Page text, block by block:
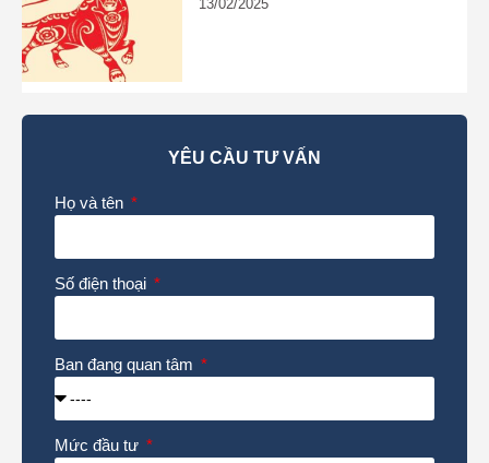
13/02/2025
YÊU CẦU TƯ VẤN
Họ và tên
Số điện thoại
Ban đang quan tâm
Mức đầu tư